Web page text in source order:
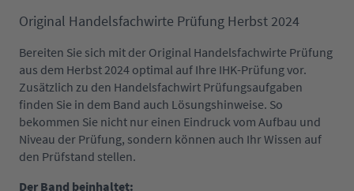
Original Handelsfachwirte Prüfung Herbst 2024
Bereiten Sie sich mit der Original Handelsfachwirte Prüfung
aus dem Herbst 2024 optimal auf Ihre IHK-Prüfung vor.
Zusätzlich zu den Handelsfachwirt Prüfungsaufgaben
finden Sie in dem Band auch Lösungshinweise. So
bekommen Sie nicht nur einen Eindruck vom Aufbau und
Niveau der Prüfung, sondern können auch Ihr Wissen auf
den Prüfstand stellen.
Der Band beinhaltet: